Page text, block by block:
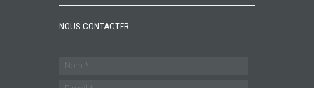
NOUS CONTACTER